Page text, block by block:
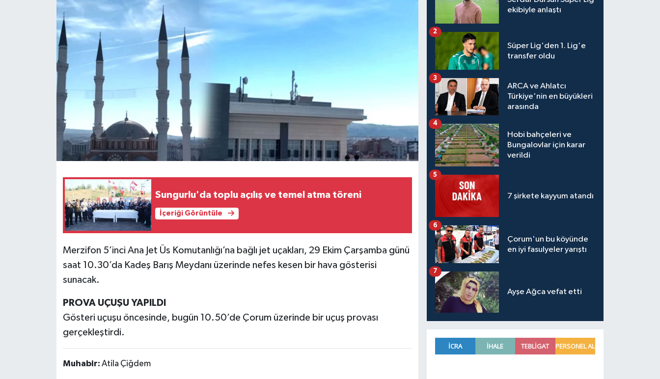
Sungurlu'da toplu açılış ve temel atma töreni
İçeriği Görüntüle
Merzifon 5’inci Ana Jet Üs Komutanlığı’na bağlı jet uçakları, 29 Ekim Çarşamba günü
saat 10.30’da Kadeş Barış Meydanı üzerinde nefes kesen bir hava gösterisi
sunacak.
PROVA UÇUŞU YAPILDI
Gösteri uçuşu öncesinde, bugün 10.50’de Çorum üzerinde bir uçuş provası
gerçekleştirdi.
Muhabir: Atila Çiğdem
ekibiyle anlaştı
Süper Lig'den 1. Lig'e
transfer oldu
2
ARCA ve Ahlatcı
Türkiye'nin en büyükleri
arasında
3
Hobi bahçeleri ve
Bungalovlar için karar
verildi
4
7 şirkete kayyum atandı
5
Çorum'un bu köyünde
en iyi fasulyeler yarıştı
6
Ayşe Ağca vefat etti
7
İLÇELER
OTOPARK
TEKNOLOJİ